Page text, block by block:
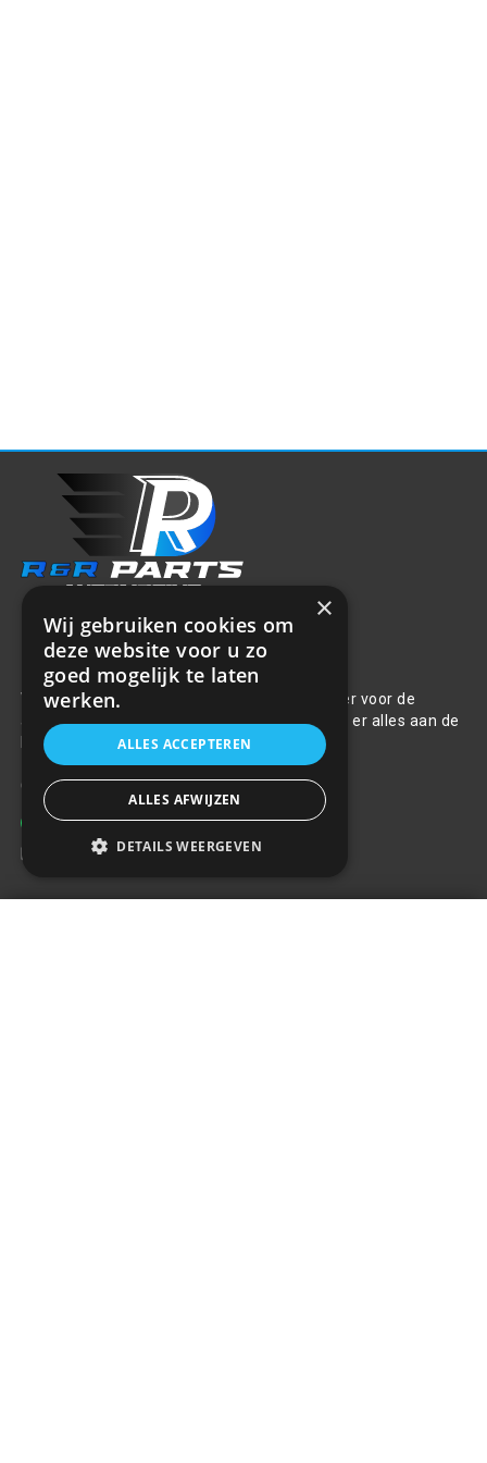
Over ons
Welkom bij R&R Parts Automotive, uw partner voor de
aanschaf van alle auto accessoires. Wij doen er alles aan de
beste selectie, service & prijs te bieden.
Contact
+31(0)85 486 83 17
info@rrparts.nl
×
Wij gebruiken cookies om
deze website voor u zo
goed mogelijk te laten
werken.
ALLES ACCEPTEREN
ALLES AFWIJZEN
DETAILS WEERGEVEN